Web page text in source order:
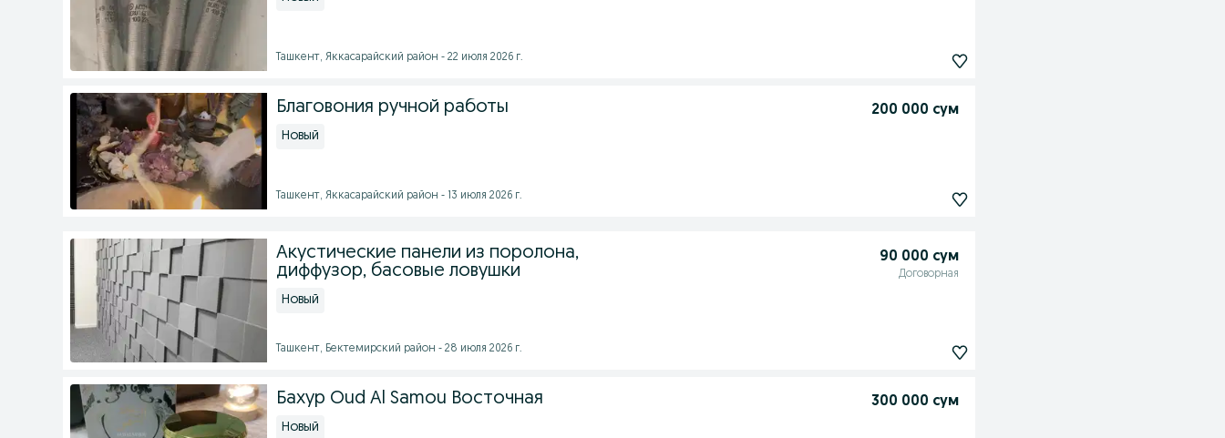
Ташкент, Яккасарайский район - 22 июля 2026 г.
Благовония ручной работы 200 000 сум
Новый
Ташкент, Яккасарайский район - 13 июля 2026 г.
Акустические панели из поролона,
диффузор, басовые ловушки
90 000 сум
Договорная
Новый
Ташкент, Бектемирский район - 28 июля 2026 г.
Бахур Oud Al Samou Восточная 300 000 сум
Новый